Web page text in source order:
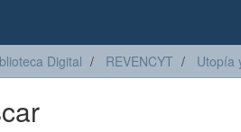
Digital REVENCYT Utopía